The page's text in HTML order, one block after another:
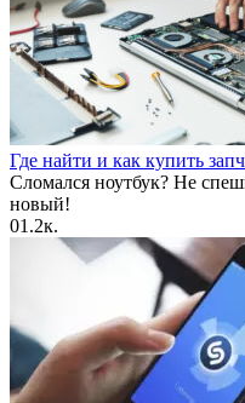
Где найти и как купить
Сломался ноутбук? Не
новый!
01.2к.